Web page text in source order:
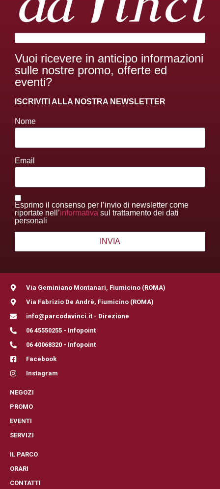
Vuoi ricevere in anticipo informazioni
sulle nostre promo, offerte ed
eventi?
ISCRIVITI ALLA NOSTRA NEWSLETTER
Nome
Email
Esprimo il consenso per l’invio di newsletter come
riportate nell’informativa sul trattamento dei dati
personali
Via Geminiano Montanari, Fiumicino (ROMA)
Via Fabrizio De Andrè, Fiumicino (ROMA)
info@parcodavinci.it - Direzione
06 45550255 - Infopoint
06 40068320 - Infopoint
Facebook
Instagram
NEGOZI
PROMO
EVENTI
SERVIZI
IL PARCO
ORARI
CONTATTI